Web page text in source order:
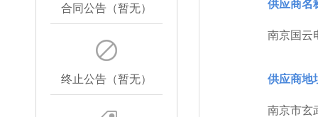
合同公告（暂无）
终止公告（暂无）
供应商名
南京国云
供应商地
南京市玄